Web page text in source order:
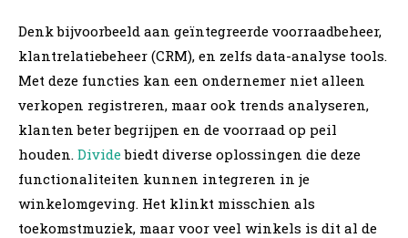
Denk bijvoorbeeld aan geïntegreerde voorraadbeheer,
klantrelatiebeheer (CRM), en zelfs data-analyse tools.
Met deze functies kan een ondernemer niet alleen
verkopen registreren, maar ook trends analyseren,
klanten beter begrijpen en de voorraad op peil
houden. Dividebiedt diverse oplossingen die deze
functionaliteiten kunnen integreren in je
winkelomgeving. Het klinkt misschien als
toekomstmuziek, maar voor veel winkels is dit al de